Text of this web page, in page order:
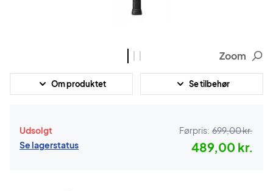
Zoom
Om produktet Se tilbehør
Udsolgt
Se lagerstatus
Førpris: 699,00 kr.
489,00 kr.